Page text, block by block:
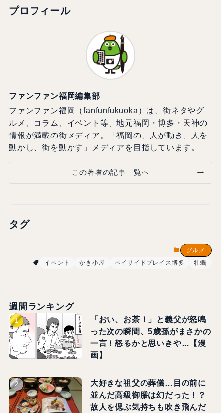
プロフィール
ファンファン福岡編集部
ファンファン福岡（fanfunfukuoka）は、街ネタやグ
ルメ、コラム、イベント等、地元福岡・博多・天神の
情報が満載の街メディア。「福岡の、人が動き、人を
動かし、街を動かす」メディアを目指しています。
この著者の記事一覧へ
タグ
グルメ
イベント
かき小屋 ベイサイドプレイス博多 牡蠣
週間ランキング
「おい、お茶！」と義父が怒鳴
った次の瞬間、5歳孫がまさかの
一言！怒るかと思いきや…【漫
画】
大好きな祖父の葬儀…目の前に
並んだ高級御膳は幻だった！？
故人を偲ぶ気持ちも吹き飛んだ